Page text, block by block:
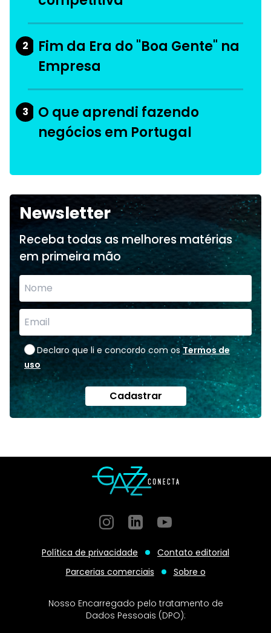
2
Fim da Era do "Boa Gente" na
Empresa
3
O que aprendi fazendo
negócios em Portugal
Newsletter
Receba todas as melhores matérias
em primeira mão
Declaro que li e concordo com os Termos de
uso
Cadastrar
InstagramGitHubGitHub
Política de privacidade
Contato editorial
Parcerias comerciais
Sobre o
Nosso Encarregado pelo tratamento de
Dados Pessoais (DPO):